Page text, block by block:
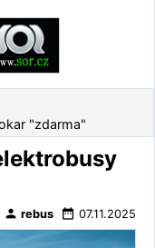
"zdarma"
person rebus date_range 07.11.2025